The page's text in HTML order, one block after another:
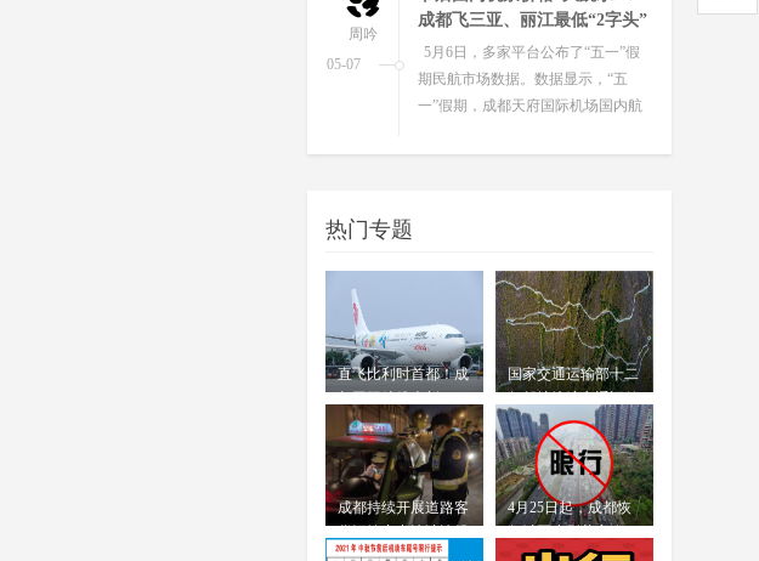
05-07
周吟
成都飞三亚、丽江最低“2字头”
5月6日，多家平台公布了“五一”假
期民航市场数据。数据显示，“五
一”假期，成都天府国际机场国内航
05-06
“五一”出行更便捷！60余条“趣
人潮涌动，周边徒步也成了不少市民
的假期首选，堵车、停车难、换乘绕
路...
热门专题
直飞比利时首都！成
国家交通运输部十二
换新颜
成都持续开展道路客
专项整治
4月25日起，成都恢
车“尾号限行”交通管